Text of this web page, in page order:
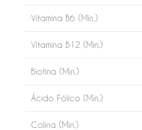
Vitamina B6 (Mín.)
Vitamina B12 (Mín.)
Biotina (Mín.)
Ácido Fólico (Mín.)
Colina (Mín.)